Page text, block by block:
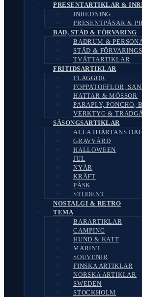
PRESENTARTIKLAR &
INREDNING
PRESENTPÅSAR &
BAD, STÄD & FÖRVARING
BADRUM &
STÄD &
TVÄTTARTIKLAR
FRITIDSARTIKLAR
FLAGGOR
FOPPATOFFLOR,
HATTAR & MÖSSOR
PARAPLY, PONCHO,
VERKTYG &
SÄSONGSARTIKLAR
ALLA HJÄRTANS
GRAVVÅRD
HALLOWEEN
JUL
NYÅR
KRÄFT
PÅSK
STUDENT
NOSTALGI & RETRO
TEMA
BARARTIKLAR
CAMPING
HUND & KATT
MARINT
SOUVENIR
FINSKA ARTIKLAR
NORSKA ARTIKLAR
SWEDEN
STOCKHOLM